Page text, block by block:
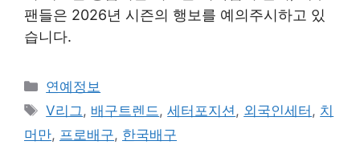
팬들은 2026년 시즌의 행보를 예의주시하고 있
습니다.
Categories
연예정보
Tags
V리그 , 배구트렌드 ,세터포지션 , 외국인세터 , 치
머만, 프로배구, 한국배구